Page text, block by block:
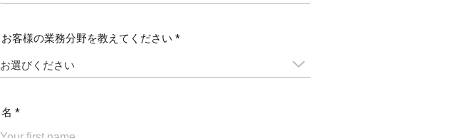
お客様の業務分野を教えてください *
名 *